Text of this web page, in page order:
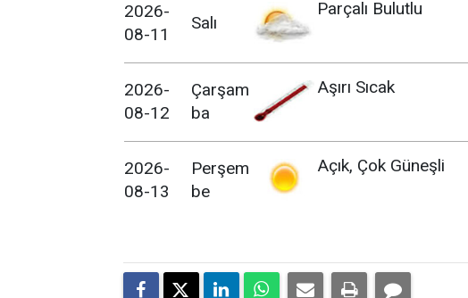
2026-
08-11
Salı
Parçalı Bulutlu
2026-
08-12
Çarşam
ba
Aşırı Sıcak
2026-
08-13
Perşem
be
Açık, Çok Güneşli